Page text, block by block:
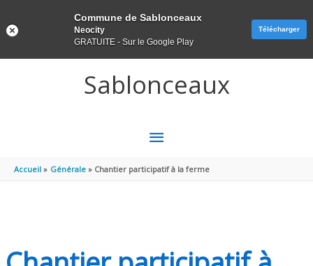
Sablonceaux
MENU
PRINCIPAL
Accueil Générale Chantier participatif à la ferme
Commune de Sablonceaux
Neocity
GRATUITE - Sur le Google Play
Télécharger